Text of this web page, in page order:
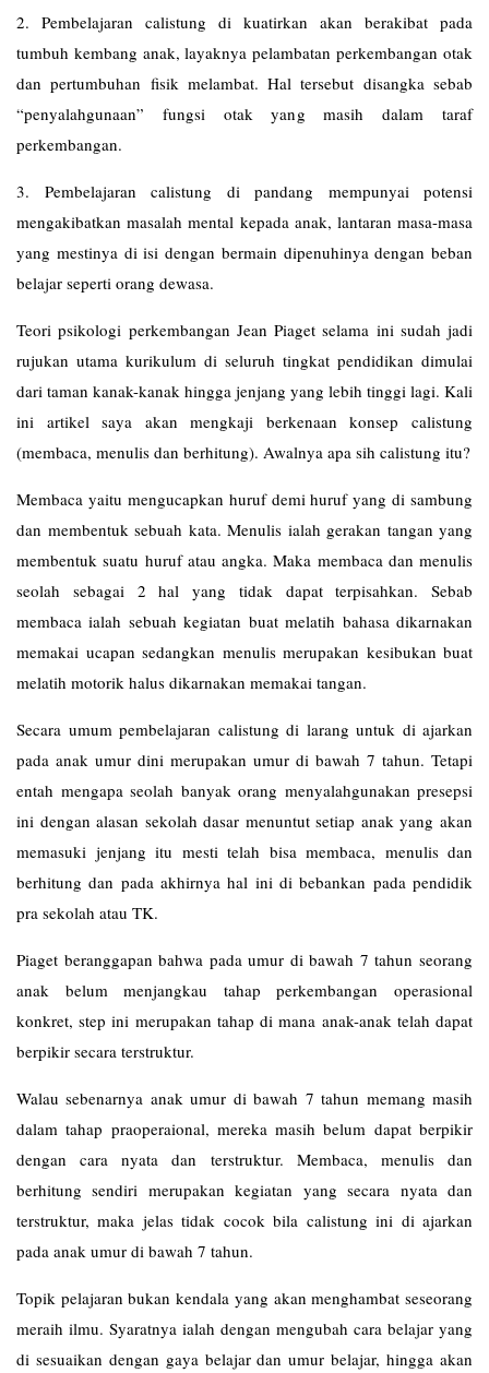
2. Pembelajaran calistung di kuatirkan akan berakibat pada
tumbuh kembang anak, layaknya pelambatan perkembangan otak
dan pertumbuhan fisik melambat. Hal tersebut disangka sebab
“penyalahgunaan” fungsi otak yang masih dalam taraf
perkembangan.
3. Pembelajaran calistung di pandang mempunyai potensi
mengakibatkan masalah mental kepada anak, lantaran masa-masa
yang mestinya di isi dengan bermain dipenuhinya dengan beban
belajar seperti orang dewasa.
Teori psikologi perkembangan Jean Piaget selama ini sudah jadi
rujukan utama kurikulum di seluruh tingkat pendidikan dimulai
dari taman kanak-kanak hingga jenjang yang lebih tinggi lagi. Kali
ini artikel saya akan mengkaji berkenaan konsep calistung
(membaca, menulis dan berhitung). Awalnya apa sih calistung itu?
Membaca yaitu mengucapkan huruf demi huruf yang di sambung
dan membentuk sebuah kata. Menulis ialah gerakan tangan yang
membentuk suatu huruf atau angka. Maka membaca dan menulis
seolah sebagai 2 hal yang tidak dapat terpisahkan. Sebab
membaca ialah sebuah kegiatan buat melatih bahasa dikarnakan
memakai ucapan sedangkan menulis merupakan kesibukan buat
melatih motorik halus dikarnakan memakai tangan.
Secara umum pembelajaran calistung di larang untuk di ajarkan
pada anak umur dini merupakan umur di bawah 7 tahun. Tetapi
entah mengapa seolah banyak orang menyalahgunakan presepsi
ini dengan alasan sekolah dasar menuntut setiap anak yang akan
memasuki jenjang itu mesti telah bisa membaca, menulis dan
berhitung dan pada akhirnya hal ini di bebankan pada pendidik
pra sekolah atau TK.
Piaget beranggapan bahwa pada umur di bawah 7 tahun seorang
anak belum menjangkau tahap perkembangan operasional
konkret, step ini merupakan tahap di mana anak-anak telah dapat
berpikir secara terstruktur.
Walau sebenarnya anak umur di bawah 7 tahun memang masih
dalam tahap praoperaional, mereka masih belum dapat berpikir
dengan cara nyata dan terstruktur. Membaca, menulis dan
berhitung sendiri merupakan kegiatan yang secara nyata dan
terstruktur, maka jelas tidak cocok bila calistung ini di ajarkan
pada anak umur di bawah 7 tahun.
Topik pelajaran bukan kendala yang akan menghambat seseorang
meraih ilmu. Syaratnya ialah dengan mengubah cara belajar yang
di sesuaikan dengan gaya belajar dan umur belajar, hingga akan